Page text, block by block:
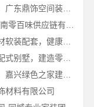
珠三角靠谱空间设计优惠活动，广东鼎饰空间装饰工程有限公司闭口合同无增项
环保无甲醛！湖南美学筑家建材软装配套，健康装修首选
重庆御墅建筑材料有限公司装配式别墅，建造零增项
本地化专业室内设计团队省心，嘉兴绿色之家建材科技有限公司
材料有限公司